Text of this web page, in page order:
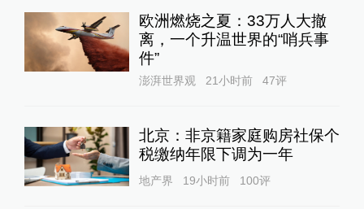
欧洲燃烧之夏：33万人大撤
离，一个升温世界的“哨兵事
件”
澎湃世界观 21小时前 47评
北京：非京籍家庭购房社保个
税缴纳年限下调为一年
地产界 19小时前 100评